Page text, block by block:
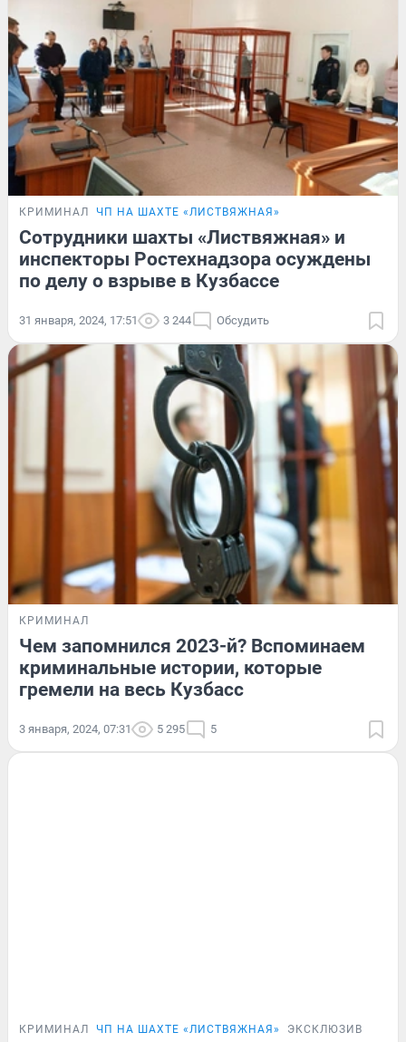
КРИМИНАЛ ЧП НА ШАХТЕ «ЛИСТВЯЖНАЯ»
Сотрудники шахты «Листвяжная» и
инспекторы Ростехнадзора осуждены
по делу о взрыве в Кузбассе
31 января, 2024, 17:51 3 244 Обсудить
КРИМИНАЛ
Чем запомнился 2023-й? Вспоминаем
криминальные истории, которые
гремели на весь Кузбасс
3 января, 2024, 07:31 5 295 5
КРИМИНАЛ ЧП НА ШАХТЕ «ЛИСТВЯЖНАЯ» ЭКСКЛЮЗИВ